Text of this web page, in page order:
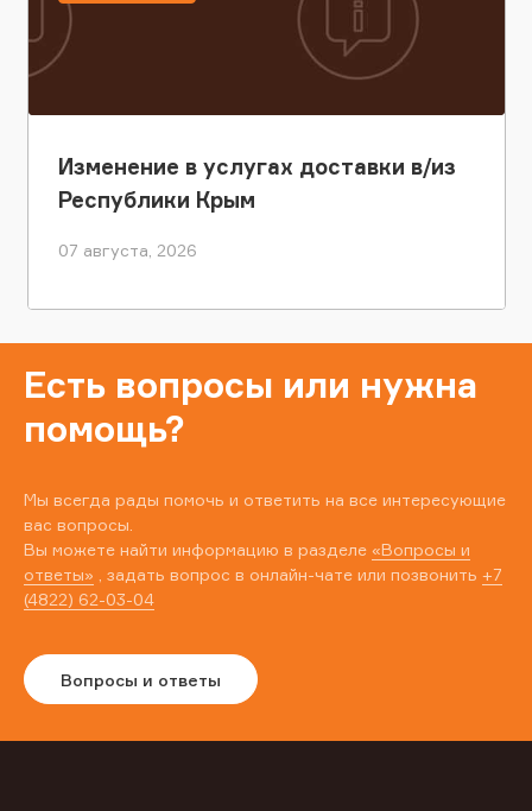
Изменение в услугах доставки в/из
Республики Крым
07 августа, 2026
Есть вопросы или нужна
помощь?
Мы всегда рады помочь и ответить на все интересующие
вас вопросы.
Вы можете найти информацию в разделе «Вопросы и
ответы» , задать вопрос в онлайн-чате или позвонить +7
(4822) 62-03-04
Вопросы и ответы